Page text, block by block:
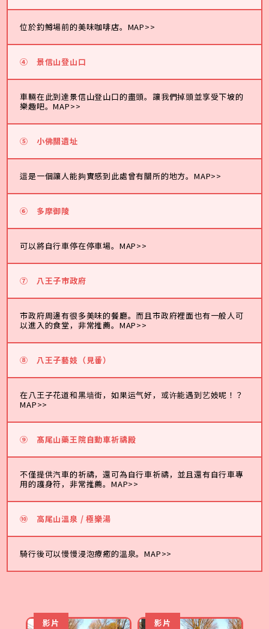
位於釣鱒場前的美味咖啡店。 MAP>>
④ 景信山登山口
車輛在此到達景信山登山口的盡頭。讓我們掉頭並享受下坡的
樂趣吧。MAP>>
⑤ 小佛關遺址
這是一個讓人能夠實感到此處曾有關所的地方。MAP>>
⑥ 多摩御陵
可以將自行車停在停車場。 MAP>>
⑦ 八王子市政府
市政府周邊有很多美味的餐廳。而且市政府裡面也有一般人可
以進入的食堂，非常推薦。 MAP>>
⑧ 八王子藝妓（見番）
在八王子花道和黑墙街，如果运气好，或许能遇到艺妓呢！？
MAP>>
⑨ 髙尾山藥王院自動車祈禱殿
不僅提供汽車的祈禱，還可為自行車祈禱，並且還有自行車專
用的護身符，非常推薦。MAP>>
⑩ 高尾山溫泉 / 極樂湯
騎行後可以慢慢浸泡療癒的溫泉。MAP>>
影片 影片